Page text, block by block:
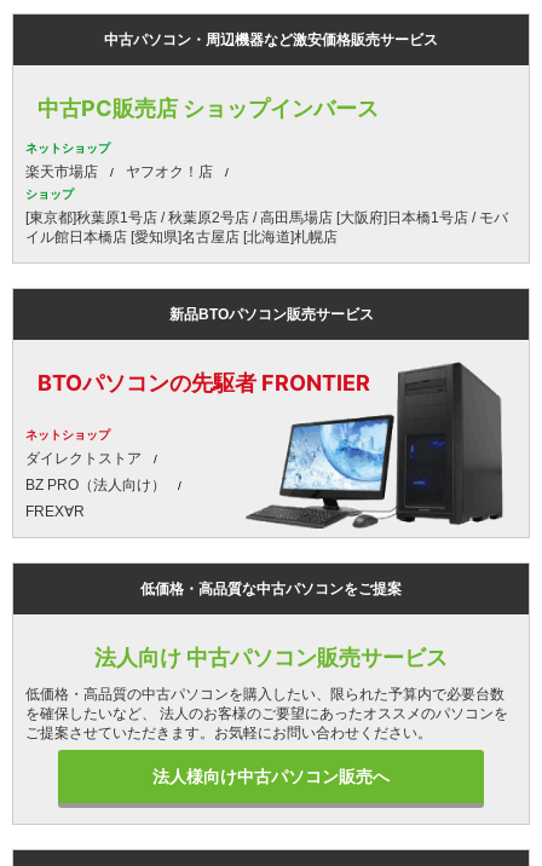
中古パソコン・周辺機器など激安価格販売サービス
中古PC販売店 ショップインバース
ネットショップ
楽天市場店 ヤフオク！店
ショップ
[東京都]秋葉原1号店 / 秋葉原2号店 / 高田馬場店 [大阪府]日本橋1号店 / モバ
イル館日本橋店 [愛知県]名古屋店 [北海道]札幌店
新品BTOパソコン販売サービス
BTOパソコンの先駆者 FRONTIER
ネットショップ
ダイレクトストア
BZ PRO（法人向け）
FREX∀R
低価格・高品質な中古パソコンをご提案
法人向け 中古パソコン販売サービス
低価格・高品質の中古パソコンを購入したい、限られた予算内で必要台数
を確保したいなど、 法人のお客様のご要望にあったオススメのパソコンを
ご提案させていただきます。お気軽にお問い合わせください。
法人様向け中古パソコン販売へ